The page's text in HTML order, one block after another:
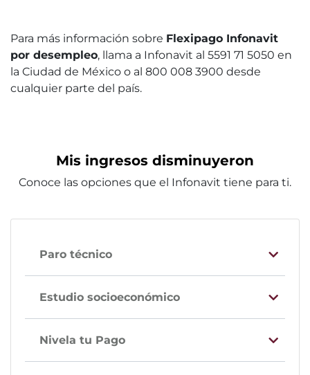
Para más información sobre Flexipago Infonavit
por desempleo, llama a Infonavit al 5591 71 5050 en
la Ciudad de México o al 800 008 3900 desde
cualquier parte del país.
Mis ingresos disminuyeron
Conoce las opciones que el Infonavit tiene para ti.
Paro técnico
Estudio socioeconómico
Nivela tu Pago